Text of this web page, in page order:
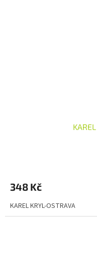
348 Kč
KAREL KRYL-OSTRAVA